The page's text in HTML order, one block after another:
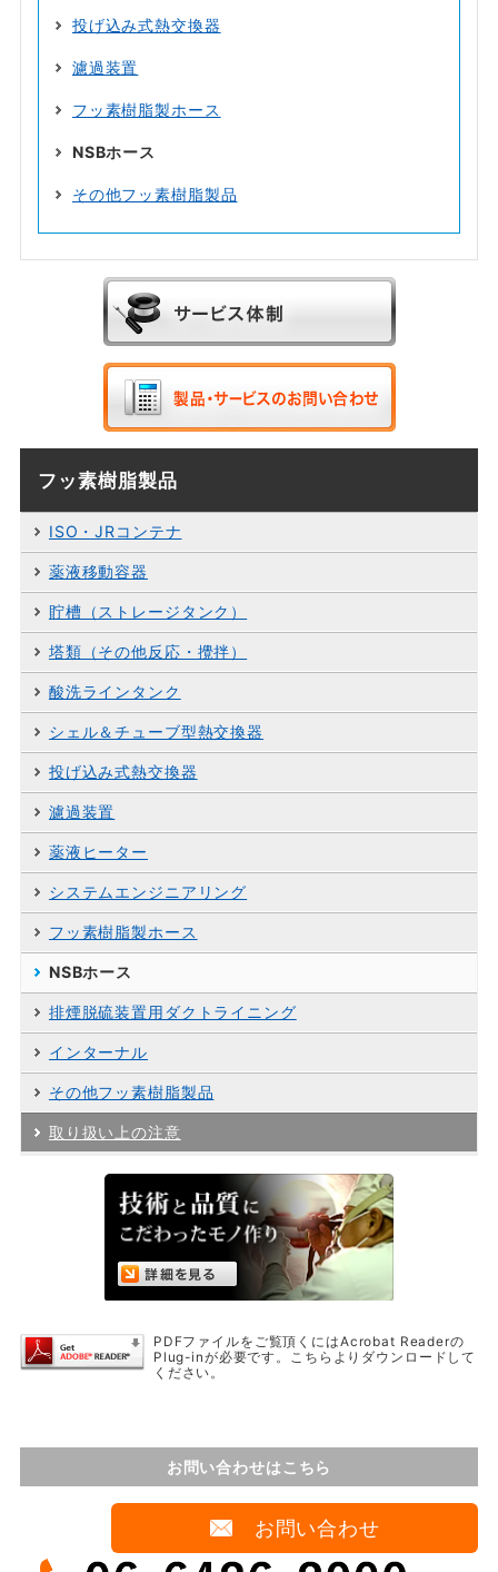
投げ込み式熱交換器
濾過装置
フッ素樹脂製ホース
NSBホース
その他フッ素樹脂製品
フッ素樹脂製品
ISO・JRコンテナ
薬液移動容器
貯槽（ストレージタンク）
塔類（その他反応・攪拌）
酸洗ラインタンク
シェル＆チューブ型熱交換器
投げ込み式熱交換器
濾過装置
薬液ヒーター
システムエンジニアリング
フッ素樹脂製ホース
NSBホース
排煙脱硫装置用ダクトライニング
インターナル
その他フッ素樹脂製品
取り扱い上の注意
PDFファイルをご覧頂くにはAcrobat Readerの
Plug-inが必要です。こちらよりダウンロードして
ください。
お問い合わせはこちら
お問い合わせ